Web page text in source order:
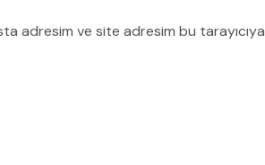
adresim ve site adresim bu tarayıcıya